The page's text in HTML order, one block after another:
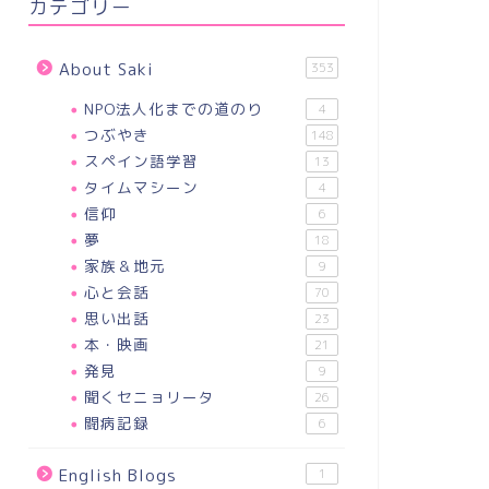
カテゴリー
About Saki 353
NPO法人化までの道のり 4
つぶやき 148
スペイン語学習 13
タイムマシーン 4
信仰 6
夢 18
家族＆地元 9
心と会話 70
思い出話 23
本・映画 21
発見 9
聞くセニョリータ 26
闘病記録 6
English Blogs 1